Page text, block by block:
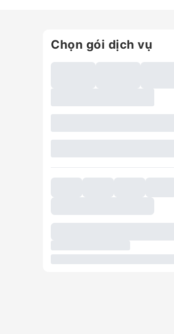
Chọn gói dịch vụ